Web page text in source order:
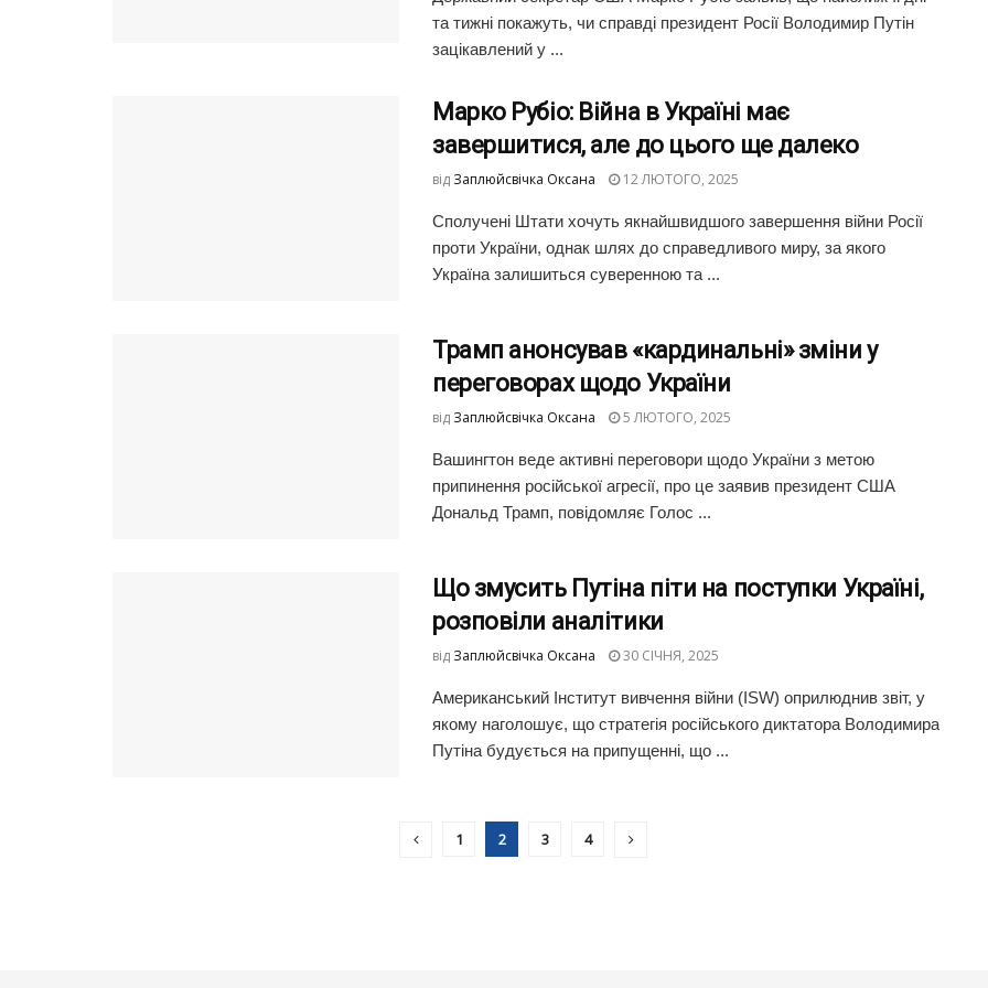
та тижні покажуть, чи справді президент Росії Володимир Путін
зацікавлений у ...
Марко Рубіо: Війна в Україні має
завершитися, але до цього ще далеко
від Заплюйсвічка Оксана 12 ЛЮТОГО, 2025
Сполучені Штати хочуть якнайшвидшого завершення війни Росії
проти України, однак шлях до справедливого миру, за якого
Україна залишиться суверенною та ...
Трамп анонсував «кардинальні» зміни у
переговорах щодо України
від Заплюйсвічка Оксана 5 ЛЮТОГО, 2025
Вашингтон веде активні переговори щодо України з метою
припинення російської агресії, про це заявив президент США
Дональд Трамп, повідомляє Голос ...
Що змусить Путіна піти на поступки Україні,
розповіли аналітики
від Заплюйсвічка Оксана 30 СІЧНЯ, 2025
Американський Інститут вивчення війни (ISW) оприлюднив звіт, у
якому наголошує, що стратегія російського диктатора Володимира
Путіна будується на припущенні, що ...
1 2 3 4